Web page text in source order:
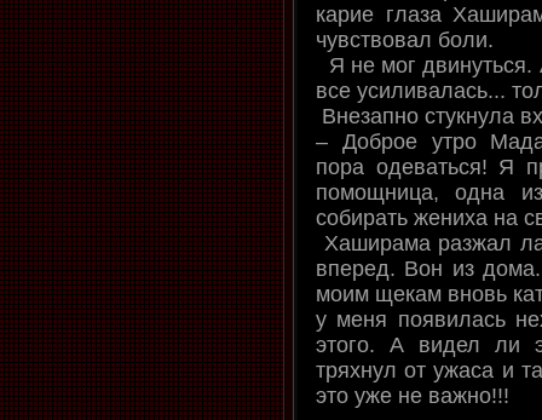
карие глаза
чувствовал боли.
Я не мог двинуться.
все усиливалась...
Внезапно стукнула
– Доброе утро
пора одеваться! Я
помощница, одна
собирать жениха на
Хаширама разжал
вперед. Вон из
моим щекам вновь
у меня появилась
этого. А видел ли
тряхнул от ужаса и
это уже не важно!!!